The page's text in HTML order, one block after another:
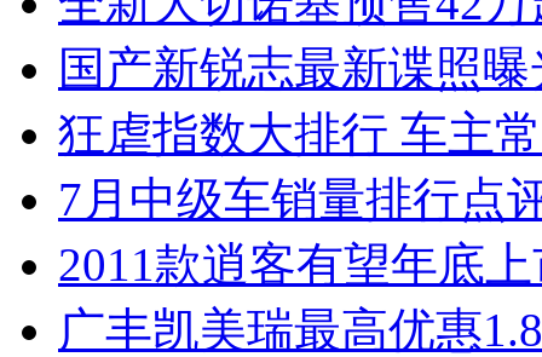
国产新锐志最新谍照
狂虐指数大排行 车主
7月中级车销量排行点
2011款逍客有望年底
广丰凯美瑞最高优惠